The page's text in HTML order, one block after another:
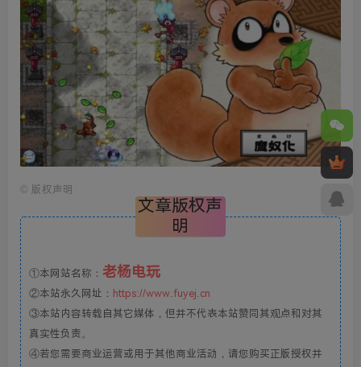
© 版权声明
文章版权声
明
①本网站名称： 老杨电玩
②本站永久网址： https://www.fuyej.cn
③本站内容转载自其它媒体，但并不代表本站赞同其观点和对其
真实性负责。
④若您需要商业运营或用于其他商业活动，请您购买正版授权并